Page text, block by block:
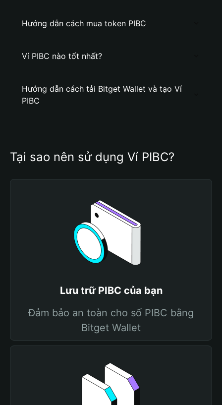
Hướng dẫn cách mua token PIBC
Ví PIBC nào tốt nhất?
Hướng dẫn cách tải Bitget Wallet và tạo Ví
PIBC
Tại sao nên sử dụng Ví PIBC?
Lưu trữ PIBC của bạn
Đảm bảo an toàn cho số PIBC bằng
Bitget Wallet